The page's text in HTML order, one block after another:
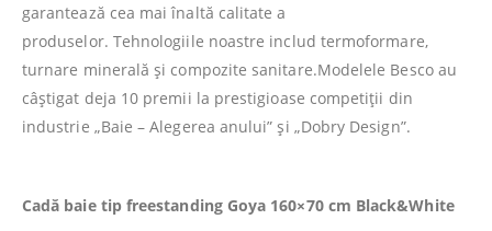
garantează cea mai înaltă calitate a
produselor. Tehnologiile noastre includ termoformare,
turnare minerală și compozite sanitare.Modelele Besco au
câștigat deja 10 premii la prestigioase competiții din
industrie „Baie – Alegerea anului” și „Dobry Design”.
Cadă baie tip freestanding Goya 160×70 cm Black&White